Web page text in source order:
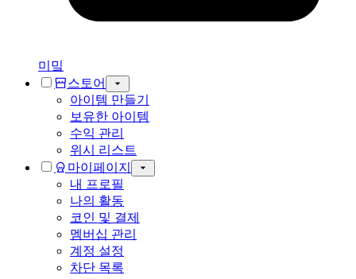
미밐
스토어
아이템 만들기
보유한 아이템
수익 관리
위시 리스트
마이페이지
내 프로필
나의 활동
코인 및 결제
멤버십 관리
계정 설정
차단 목록